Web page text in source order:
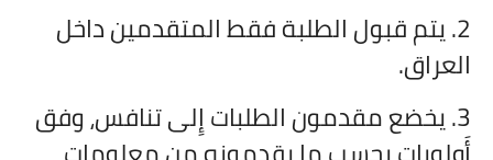
2. يتم قبول الطلبة فقط المتقدمين داخل
العراق.
3. يخضع مقدمون الطلبات إِلى تنافس، وفق